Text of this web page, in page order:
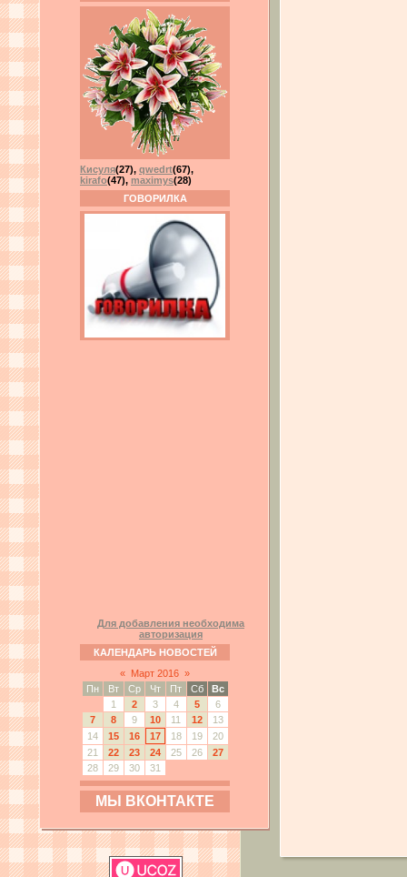
Кисуля(27), qwedrt(67),
kirafo(47), maximys(28)
ГОВОРИЛКА
Для добавления необходима
авторизация
КАЛЕНДАРЬ НОВОСТЕЙ
« Март 2016 »
Пн
Вт Ср Чт Пт Сб
Вс
1
2 3 4 5
6
7
8 9 10 11 12
13
14
15 16 17 18 19
20
21
22 23 24 25 26
27
28
29 30 31
МЫ ВКОНТАКТЕ